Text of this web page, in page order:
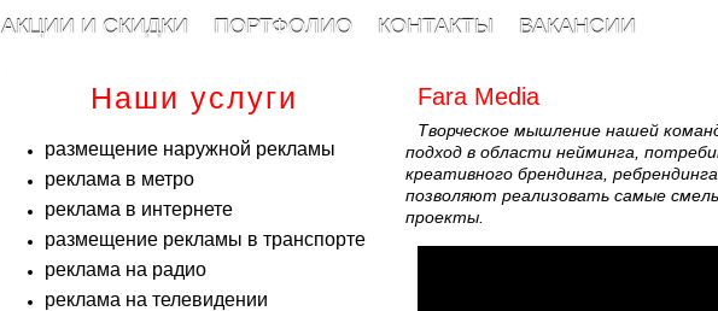
АКЦИИ И СКИДКИ ПОРТФОЛИО КОНТАКТЫ ВАКАНСИИ
Наши услуги
размещение наружной рекламы
реклама в метро
реклама в интернете
размещение рекламы в транспорте
реклама на радио
реклама на телевидении
Fara Media
Творческое мышление нашей
подход в области нейминга,
креативного брендинга,
позволяют реализовать самые
проекты.